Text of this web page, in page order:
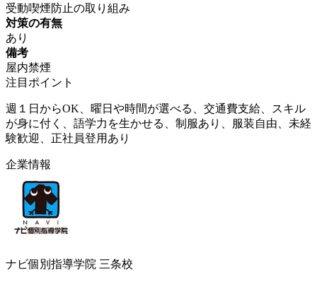
受動喫煙防止の取り組み
対策の有無
あり
備考
屋内禁煙
注目ポイント
週１日からOK、曜日や時間が選べる、交通費支給、スキル
が身に付く、語学力を生かせる、制服あり、服装自由、未経
験歓迎、正社員登用あり
企業情報
ナビ個別指導学院 三条校